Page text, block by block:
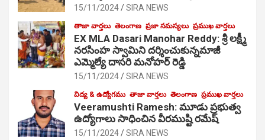
15/11/2024 SIRA NEWS
తాజా వార్తలు తెలంగాణ ప్రజా సమస్యలు ప్రముఖ వార్తలు
EX MLA Dasari Manohar Reddy: శ్రీ లక్ష్మీ
నరసింహ స్వామిని దర్శించుకున్నమాజీ
ఎమ్మెల్యే దాసరి మనోహర్ రెడ్డి
15/11/2024 SIRA NEWS
విద్య & ఉద్యోగము తాజా వార్తలు తెలంగాణ ప్రముఖ వార్తలు
Veeramushti Ramesh: మూడు ప్రభుత్వ
ఉద్యోగాలు సాధించిన వీరముష్టి రమేష్
15/11/2024 SIRA NEWS